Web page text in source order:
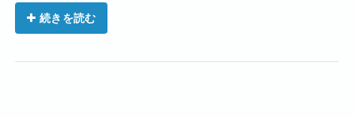
続きを読む